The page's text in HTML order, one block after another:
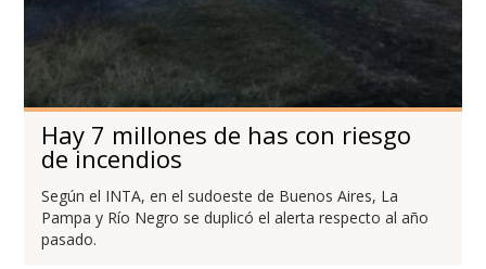
Hay 7 millones de has con riesgo
de incendios
Según el INTA, en el sudoeste de Buenos Aires, La
Pampa y Río Negro se duplicó el alerta respecto al año
pasado.